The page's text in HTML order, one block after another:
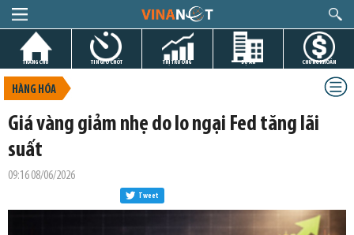
TRANG CHỦ TIN GIỜ CHÓT THỊ TRƯỜNG DỰ ÁN CHỨNG KHOÁN
HÀNG HÓA
Giá vàng giảm nhẹ do lo ngại Fed tăng lãi
suất
09:16 08/06/2026
Tweet